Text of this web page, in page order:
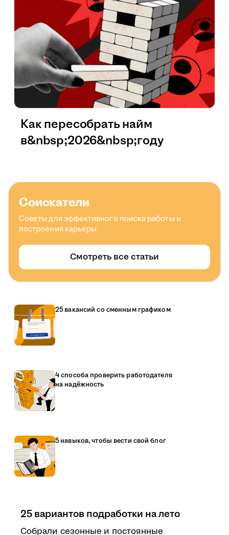
Как пересобрать найм
в&nbsp;2026&nbsp;году
Соискатели
Советы для эффективного поиска работы и
построения карьеры
Смотреть все статьи
25 вакансий со сменным графиком
4 способа проверить работодателя
на надёжность
5 навыков, чтобы вести свой блог
25 вариантов подработки на лето
Собрали сезонные и постоянные